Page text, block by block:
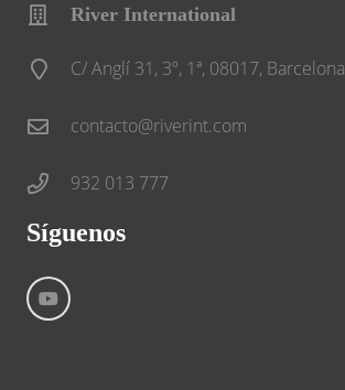
River International
C/ Anglí 31, 3º, 1ª, 08017, Barcelona
contacto@riverint.com
932 013 777
Síguenos